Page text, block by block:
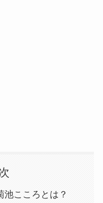
池こころとは？